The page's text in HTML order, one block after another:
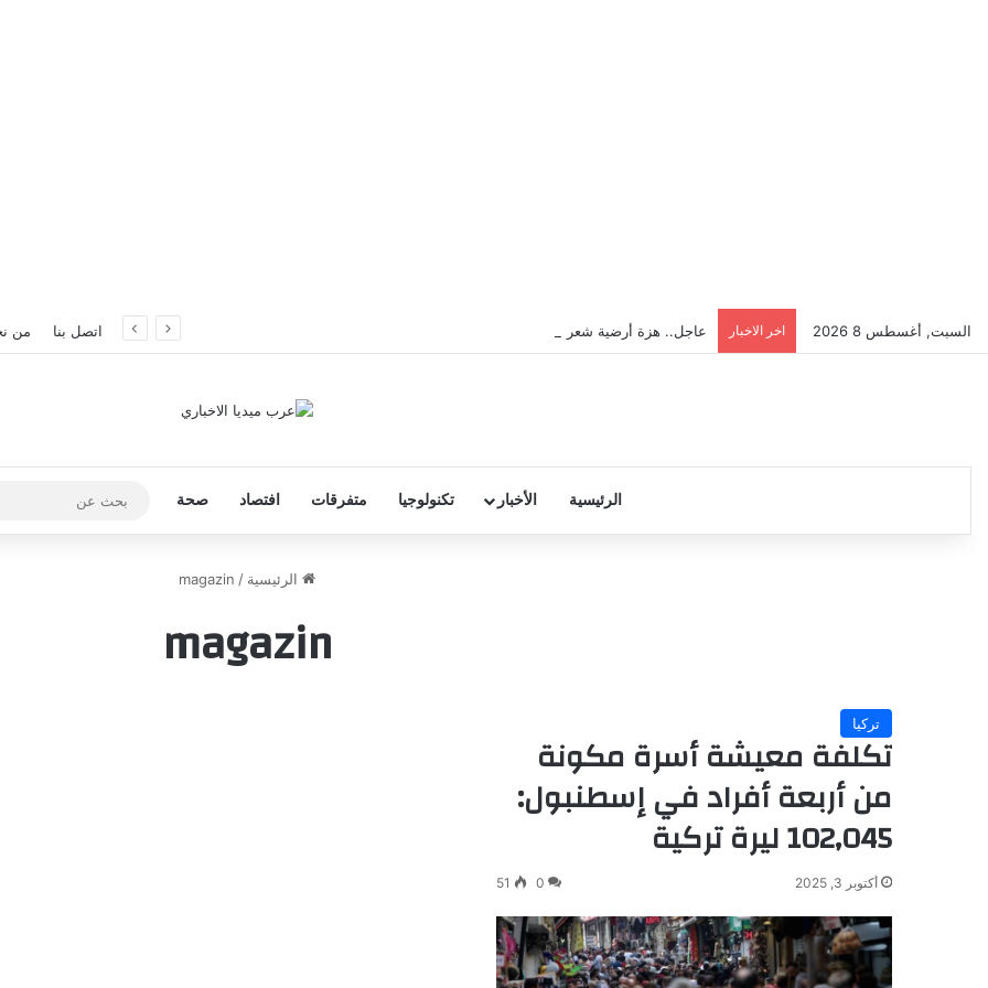
السبت, أغسطس 8 2026 اخر الاخبار عاجل.. هزة أرضية شعر بها سكان إسطنبول اتصل بنا من
الرئيسية الأخبار تكنولوجيا متفرقات افتصاد صحة
الرئيسية /
magazin
magazin
تركيا
تكلفة معيشة أسرة مكونة
من أربعة أفراد في إسطنبول:
102,045 ليرة تركية
أكتوبر 3, 2025 0
51